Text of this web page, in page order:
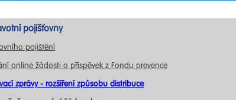
pojišťovny
pojištění
online žádosti o příspěvek z Fondu prevence
zprávy - rozšíření způsobu distribuce